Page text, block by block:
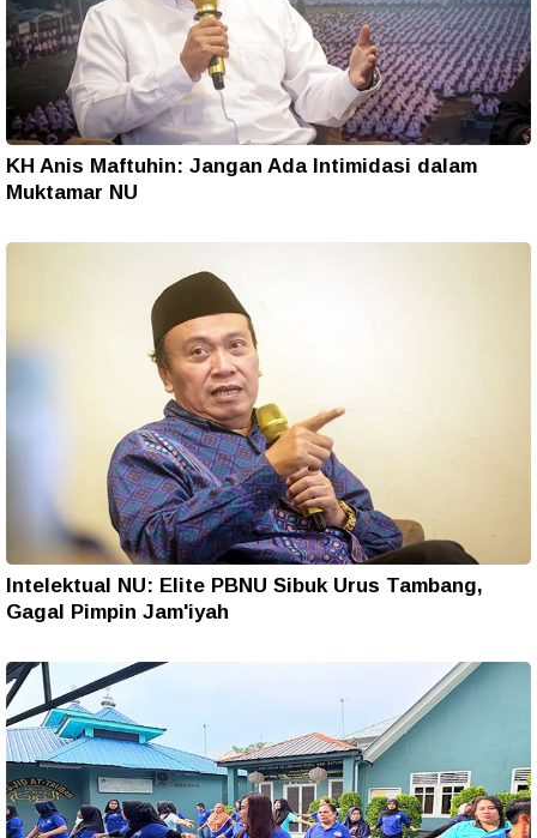
KH Anis Maftuhin: Jangan Ada Intimidasi dalam
Muktamar NU
Intelektual NU: Elite PBNU Sibuk Urus Tambang,
Gagal Pimpin Jam'iyah